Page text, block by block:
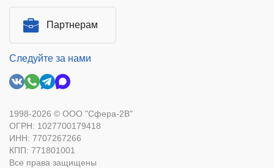
Партнерам
Следуйте за нами
1998-2026 © ООО "Сфера-2В"
ОГРН: 1027700179418
ИНН: 7707267266
КПП: 771801001
Все права защищены